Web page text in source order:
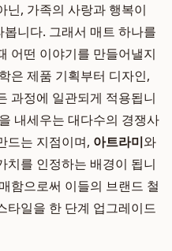
닌, 가족의 사랑과 행복이
니다. 그래서 매트 하나를
어떤 이야기를 만들어낼지
은 제품 기획부터 디자인,
과정에 일관되게 적용됩니
내세우는 대다수의 경쟁사
드는 지점이며, 아트라미와
치를 인정하는 배경이 됩니
함으로써 이들의 브랜드 철
타일을 한 단계 업그레이드